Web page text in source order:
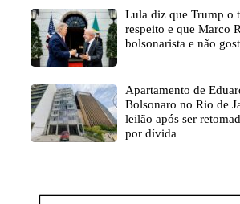
Lula diz que Trump o
respeito e que Marco
bolsonarista e não
Apartamento de
Bolsonaro no Rio de
leilão após ser
por dívida